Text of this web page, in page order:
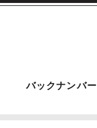
バックナンバー